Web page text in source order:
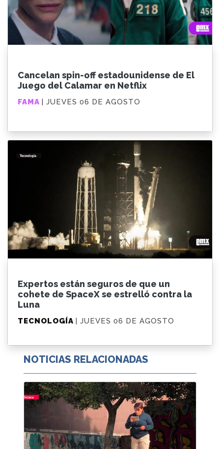
Cancelan spin-off estadounidense de El
Juego del Calamar en Netflix
FAMA | JUEVES 06 DE AGOSTO
Expertos están seguros de que un
cohete de SpaceX se estrelló contra la
Luna
TECNOLOGÍA | JUEVES 06 DE AGOSTO
NOTICIAS RELACIONADAS